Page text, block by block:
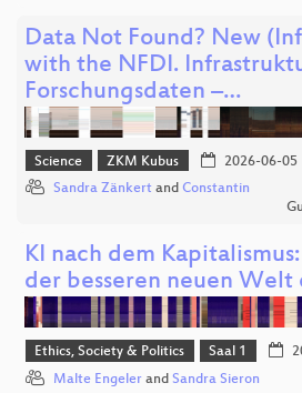
Data Not Found? New
with the NFDI.
Forschungsdaten –…
Science ZKM Kubus 2026-06-05
Sandra Zänkert and Constantin
KI nach dem
der besseren neuen Welt
Ethics, Society & Politics Saal 1
Malte Engeler and Sandra Sieron